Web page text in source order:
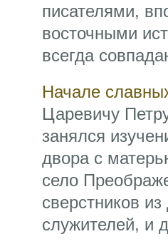
писателями,
восточными
всегда
Начале
Царевичу
занялся
двора с
село
сверстников
служителей, и